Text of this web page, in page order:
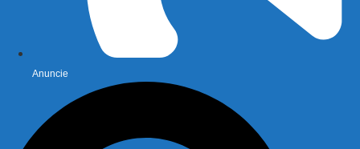
Anuncie